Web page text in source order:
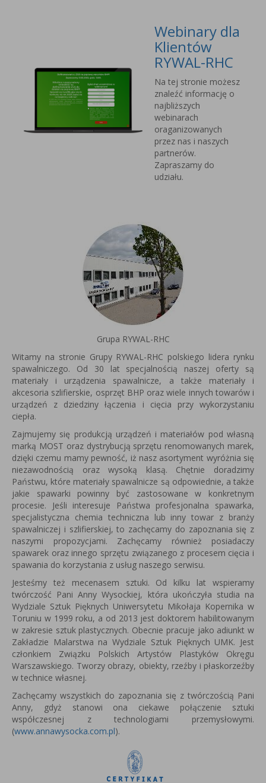
Webinary dla
Klientów
RYWAL-RHC
Na tej stronie możesz
znaleźć informację o
najbliższych
webinarach
oraganizowanych
przez nas i naszych
partnerów.
Zapraszamy do
udziału.
Grupa RYWAL-RHC
Witamy na stronie Grupy RYWAL-RHC polskiego lidera rynku
spawalniczego. Od 30 lat specjalnością naszej oferty są
materiały i urządzenia spawalnicze, a także materiały i
akcesoria szlifierskie, osprzęt BHP oraz wiele innych towarów i
urządzeń z dziedziny łączenia i cięcia przy wykorzystaniu
ciepła.
Zajmujemy się produkcją urządzeń i materiałów pod własną
marką MOST oraz dystrybucją sprzętu renomowanych marek,
dzięki czemu mamy pewność, iż nasz asortyment wyróżnia się
niezawodnością oraz wysoką klasą. Chętnie doradzimy
Państwu, które materiały spawalnicze są odpowiednie, a także
jakie spawarki powinny być zastosowane w konkretnym
procesie. Jeśli interesuje Państwa profesjonalna spawarka,
specjalistyczna chemia techniczna lub inny towar z branży
spawalniczej i szlifierskiej, to zachęcamy do zapoznania się z
naszymi propozycjami. Zachęcamy również posiadaczy
spawarek oraz innego sprzętu związanego z procesem cięcia i
spawania do korzystania z usług naszego serwisu.
Jesteśmy też mecenasem sztuki. Od kilku lat wspieramy
twórczość Pani Anny Wysockiej, która ukończyła studia na
Wydziale Sztuk Pięknych Uniwersytetu Mikołaja Kopernika w
Toruniu w 1999 roku, a od 2013 jest doktorem habilitowanym
w zakresie sztuk plastycznych. Obecnie pracuje jako adiunkt w
Zakładzie Malarstwa na Wydziale Sztuk Pięknych UMK. Jest
członkiem Związku Polskich Artystów Plastyków Okręgu
Warszawskiego. Tworzy obrazy, obiekty, rzeźby i płaskorzeźby
w technice własnej.
Zachęcamy wszystkich do zapoznania się z twórczością Pani
Anny, gdyż stanowi ona ciekawe połączenie sztuki
współczesnej z technologiami przemysłowymi.
(www.annawysocka.com.pl).